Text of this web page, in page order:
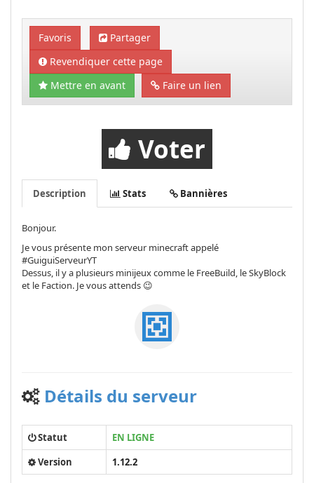
Favoris
Partager
Revendiquer cette page
Mettre en avant
Faire un lien
Voter
Description Stats Bannières
Bonjour.
Je vous présente mon serveur minecraft appelé
#GuiguiServeurYT
Dessus, il y a plusieurs minijeux comme le FreeBuild, le SkyBlock
et le Faction. Je vous attends 😉
Détails du serveur
Statut
EN LIGNE
Version
1.12.2